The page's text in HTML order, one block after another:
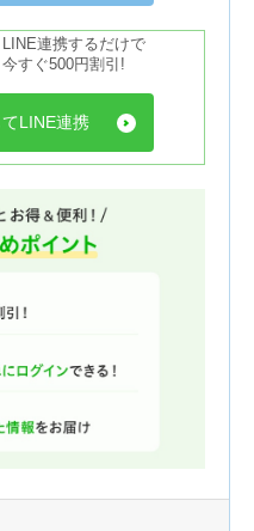
LINE連携するだけで
今すぐ500円割引!
LINE連携